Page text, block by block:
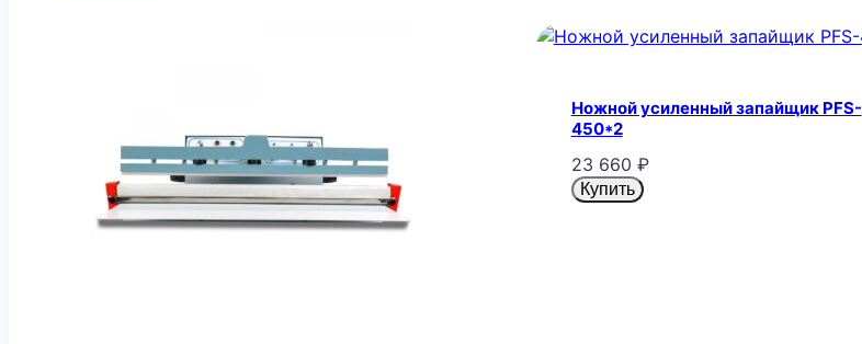
Ножной усиленный запайщик PFS-
450*2
23 660 ₽
Купить